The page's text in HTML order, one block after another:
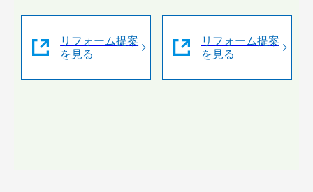
リフォーム提案
を見る
リフォーム提案
を見る